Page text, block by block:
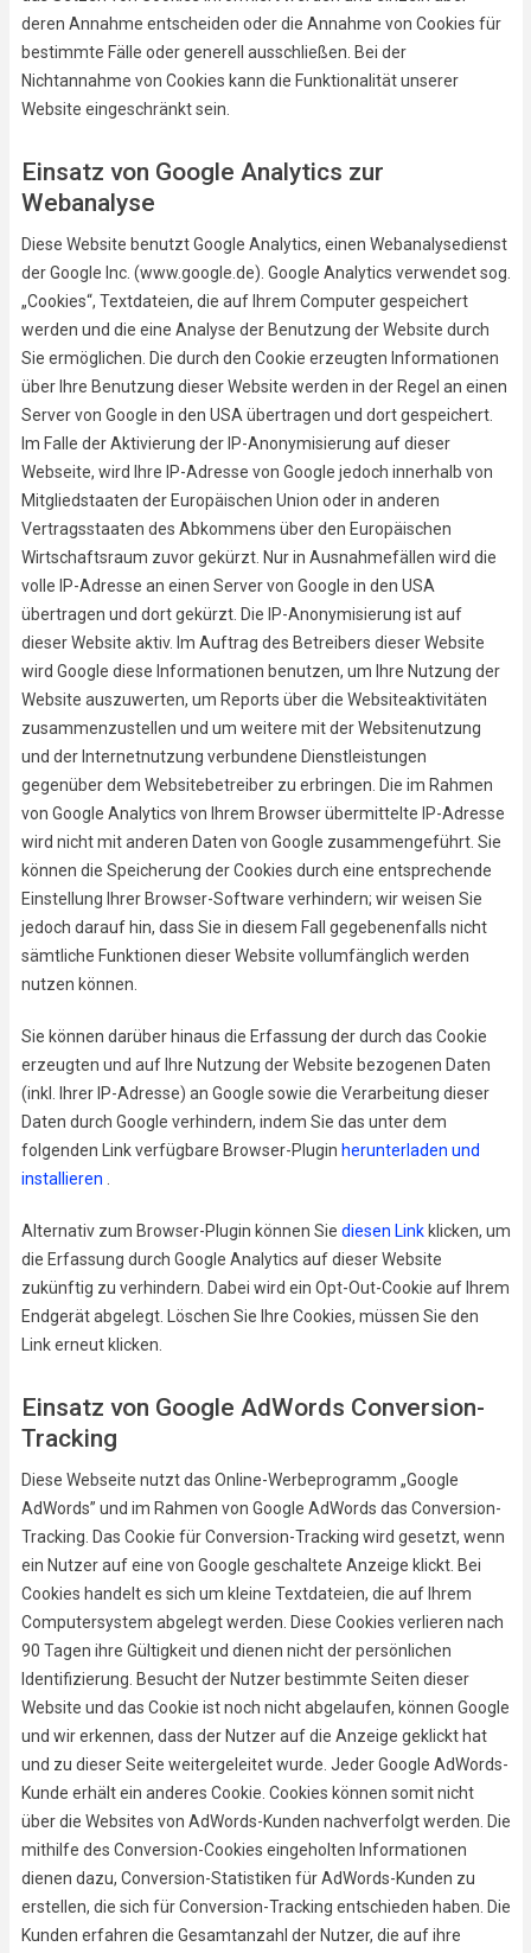
deren Annahme entscheiden oder die Annahme von Cookies für
bestimmte Fälle oder generell ausschließen. Bei der
Nichtannahme von Cookies kann die Funktionalität unserer
Website eingeschränkt sein.
Einsatz von Google Analytics zur
Webanalyse
Diese Website benutzt Google Analytics, einen Webanalysedienst
der Google Inc. (www.google.de). Google Analytics verwendet sog.
„Cookies“, Textdateien, die auf Ihrem Computer gespeichert
werden und die eine Analyse der Benutzung der Website durch
Sie ermöglichen. Die durch den Cookie erzeugten Informationen
über Ihre Benutzung dieser Website werden in der Regel an einen
Server von Google in den USA übertragen und dort gespeichert.
Im Falle der Aktivierung der IP-Anonymisierung auf dieser
Webseite, wird Ihre IP-Adresse von Google jedoch innerhalb von
Mitgliedstaaten der Europäischen Union oder in anderen
Vertragsstaaten des Abkommens über den Europäischen
Wirtschaftsraum zuvor gekürzt. Nur in Ausnahmefällen wird die
volle IP-Adresse an einen Server von Google in den USA
übertragen und dort gekürzt. Die IP-Anonymisierung ist auf
dieser Website aktiv. Im Auftrag des Betreibers dieser Website
wird Google diese Informationen benutzen, um Ihre Nutzung der
Website auszuwerten, um Reports über die Websiteaktivitäten
zusammenzustellen und um weitere mit der Websitenutzung
und der Internetnutzung verbundene Dienstleistungen
gegenüber dem Websitebetreiber zu erbringen. Die im Rahmen
von Google Analytics von Ihrem Browser übermittelte IP-Adresse
wird nicht mit anderen Daten von Google zusammengeführt. Sie
können die Speicherung der Cookies durch eine entsprechende
Einstellung Ihrer Browser-Software verhindern; wir weisen Sie
jedoch darauf hin, dass Sie in diesem Fall gegebenenfalls nicht
sämtliche Funktionen dieser Website vollumfänglich werden
nutzen können.
Sie können darüber hinaus die Erfassung der durch das Cookie
erzeugten und auf Ihre Nutzung der Website bezogenen Daten
(inkl. Ihrer IP-Adresse) an Google sowie die Verarbeitung dieser
Daten durch Google verhindern, indem Sie das unter dem
folgenden Link verfügbare Browser-Plugin herunterladen und
installieren
Alternativ zum Browser-Plugin können Sie diesen Linkklicken, um
die Erfassung durch Google Analytics auf dieser Website
zukünftig zu verhindern. Dabei wird ein Opt-Out-Cookie auf Ihrem
Endgerät abgelegt. Löschen Sie Ihre Cookies, müssen Sie den
Link erneut klicken.
Einsatz von Google AdWords Conversion-
Tracking
Diese Webseite nutzt das Online-Werbeprogramm „Google
AdWords” und im Rahmen von Google AdWords das Conversion-
Tracking. Das Cookie für Conversion-Tracking wird gesetzt, wenn
ein Nutzer auf eine von Google geschaltete Anzeige klickt. Bei
Cookies handelt es sich um kleine Textdateien, die auf Ihrem
Computersystem abgelegt werden. Diese Cookies verlieren nach
90 Tagen ihre Gültigkeit und dienen nicht der persönlichen
Identifizierung. Besucht der Nutzer bestimmte Seiten dieser
Website und das Cookie ist noch nicht abgelaufen, können Google
und wir erkennen, dass der Nutzer auf die Anzeige geklickt hat
und zu dieser Seite weitergeleitet wurde. Jeder Google AdWords-
Kunde erhält ein anderes Cookie. Cookies können somit nicht
über die Websites von AdWords-Kunden nachverfolgt werden. Die
mithilfe des Conversion-Cookies eingeholten Informationen
dienen dazu, Conversion-Statistiken für AdWords-Kunden zu
erstellen, die sich für Conversion-Tracking entschieden haben. Die
Kunden erfahren die Gesamtanzahl der Nutzer, die auf ihre